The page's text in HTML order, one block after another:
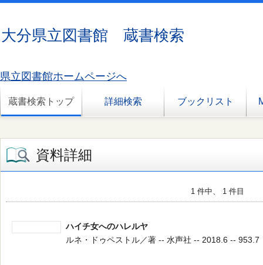
大分県立図書館 蔵書検索
県立図書館ホームページへ
蔵書検索トップ 詳細検索 ブックリスト
資料詳細
1 件中、 1 件目
ハイチ女へのハレルヤ
ルネ・ドゥペストル／著 -- 水声社 -- 2018.6 -- 953.7